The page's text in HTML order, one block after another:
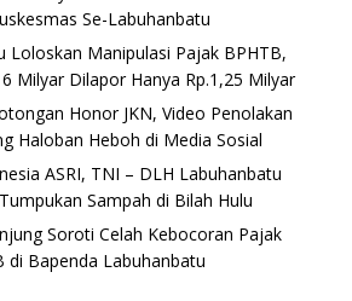
Se-Labuhanbatu‎‎
Loloskan Manipulasi Pajak BPHTB,
Milyar Dilapor Hanya Rp.1,25 Milyar
Honor JKN, Video Penolakan
Haloban Heboh di Media Sosial‎‎‎‎
ASRI, TNI – DLH Labuhanbatu
Sampah di Bilah Hulu
Soroti Celah Kebocoran Pajak
di Bapenda Labuhanbatu